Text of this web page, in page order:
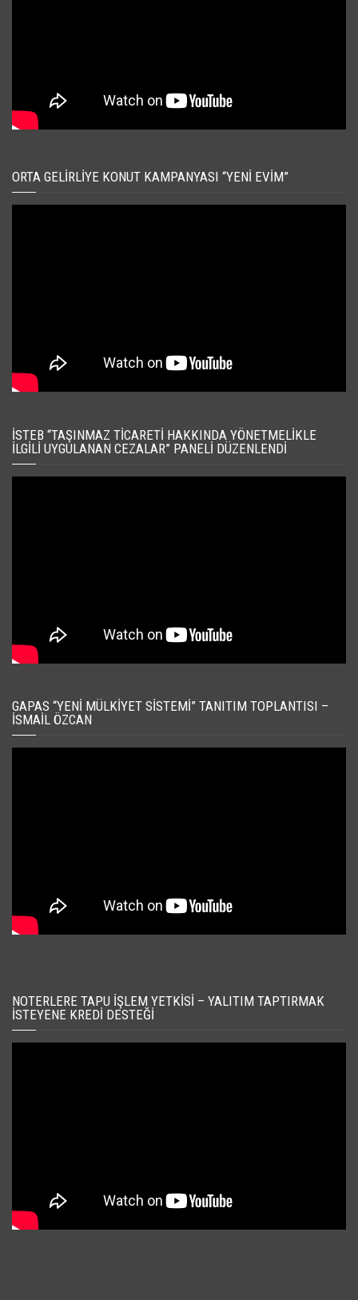
ORTA GELIRLIYE KONUT KAMPANYASI “YENI EVIM”
İSTEB “TAŞINMAZ TICARETI HAKKINDA YÖNETMELIKLE
İLGILI UYGULANAN CEZALAR” PANELI DÜZENLENDI
GAPAS “YENI MÜLKIYET SISTEMI” TANITIM TOPLANTISI –
İSMAIL ÖZCAN
NOTERLERE TAPU İŞLEM YETKISI – YALITIM TAPTIRMAK
İSTEYENE KREDI DESTEĞI